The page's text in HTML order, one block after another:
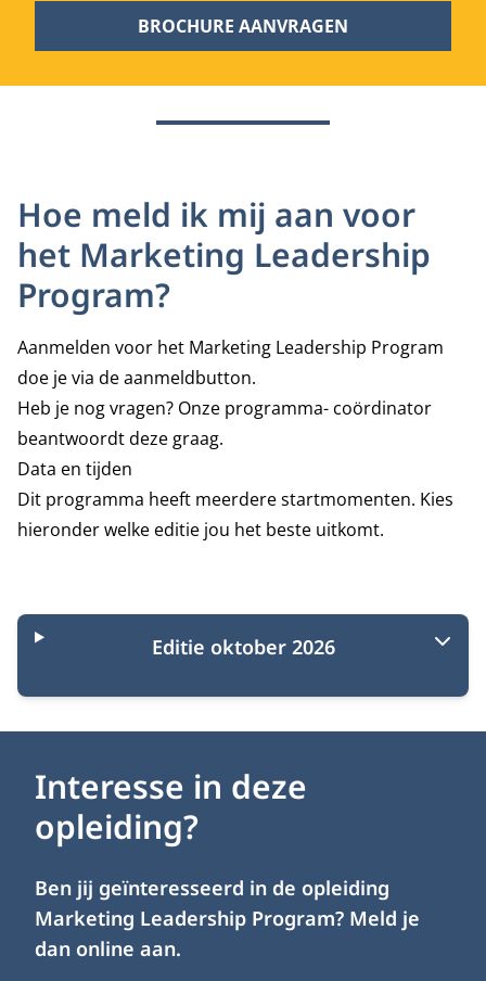
BROCHURE AANVRAGEN
Hoe meld ik mij aan voor
het Marketing Leadership
Program?
Aanmelden voor het Marketing Leadership Program
doe je via de aanmeldbutton.
Heb je nog vragen? Onze programma- coördinator
beantwoordt deze graag.
Data en tijden
Dit programma heeft meerdere startmomenten. Kies
hieronder welke editie jou het beste uitkomt.
Startmomenten
Editie oktober 2026
Interesse in deze
opleiding?
Ben jij geïnteresseerd in de opleiding
Marketing Leadership Program? Meld je
dan online aan.